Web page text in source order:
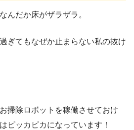
んだか床がザラザラ。
ぎてもなぜか止まらない私の抜け
掃除ロボットを稼働させておけ
ピッカピカになっています！